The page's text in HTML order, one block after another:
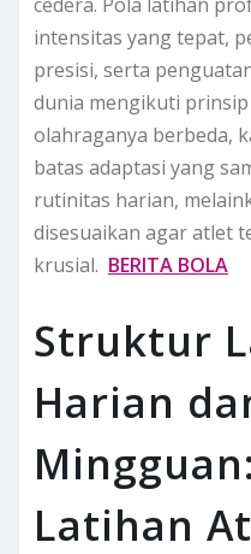
intensitas yang tepat,
presisi, serta
dunia mengikuti
olahraganya berbeda,
batas adaptasi yang
rutinitas harian,
disesuaikan agar atlet
krusial. BERITA BOLA
Struktur
Harian
Latihan